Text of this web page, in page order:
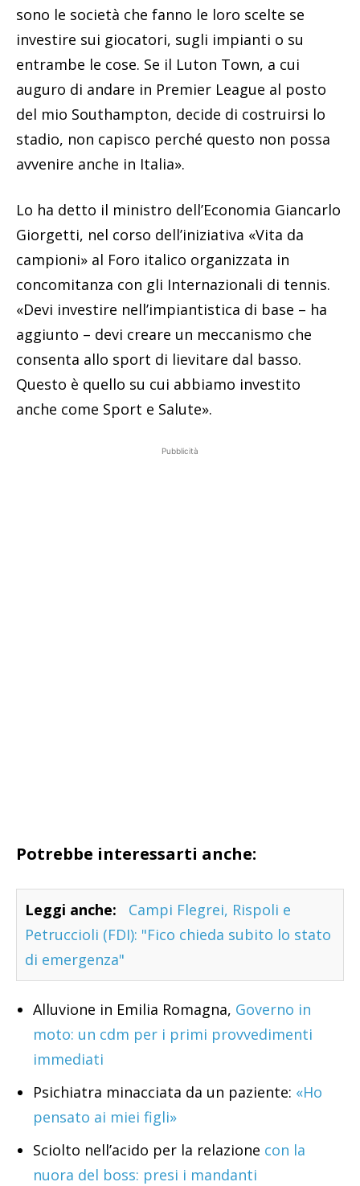
sono le società che fanno le loro scelte se
investire sui giocatori, sugli impianti o su
entrambe le cose. Se il Luton Town, a cui
auguro di andare in Premier League al posto
del mio Southampton, decide di costruirsi lo
stadio, non capisco perché questo non possa
avvenire anche in Italia».
Lo ha detto il ministro dell’Economia Giancarlo
Giorgetti, nel corso dell’iniziativa «Vita da
campioni» al Foro italico organizzata in
concomitanza con gli Internazionali di tennis.
«Devi investire nell’impiantistica di base – ha
aggiunto – devi creare un meccanismo che
consenta allo sport di lievitare dal basso.
Questo è quello su cui abbiamo investito
anche come Sport e Salute».
Pubblicità
Potrebbe interessarti anche:
Leggi anche:
Campi Flegrei, Rispoli e
Petruccioli (FDI): "Fico chieda subito lo stato
di emergenza"
Alluvione in Emilia Romagna, Governo in
moto: un cdm per i primi provvedimenti
immediati
Psichiatra minacciata da un paziente: «Ho
pensato ai miei figli»
Sciolto nell’acido per la relazione con la
nuora del boss: presi i mandanti